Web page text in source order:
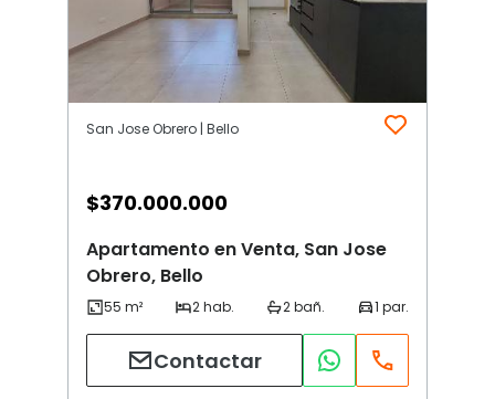
San Jose Obrero | Bello
$370.000.000
Apartamento en Venta, San Jose
Obrero, Bello
Contactar